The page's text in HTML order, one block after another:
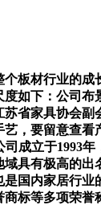
材行业的成
如下：公司
省家具协会
，要留意查
成立于1993
具有极高的
国内家居行
标等多项荣